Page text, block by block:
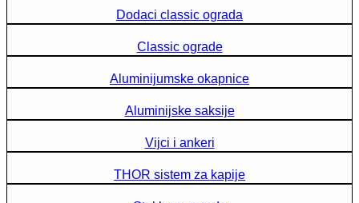
Dodaci classic ograda
Classic ograde
Aluminijumske okapnice
Aluminijske saksije
Vijci i ankeri
THOR sistem za kapije